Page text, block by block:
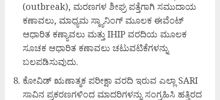
(outbreak), ಮರಣಗಳ ಶೀಘ್ರ ಪತ್ತೆಗಾಗಿ ಸಮುದಾಯ
ಕಣಾವಲು, ಮಾಧ್ಯಮ ಸ್ಕ್ಯಾನಿಂಗ್ ಮೂಲಕ ಈವೆಂಟ್
ಆಧಾರಿತ ಕಣ್ಯಾವಲು ಮತ್ತು IHIP ವರದಿಯ ಮೂಲಕ
ಸೂಚಕ ಆಧಾರಿತ ಕಣಾವಲು ಚಟುವಟಿಕೆಗಳನ್ನು
ಬಲಪಡಿಸುವುದು.
ಕೋವಿಡ್ ಋಣಾತ್ಮಕ ಪರೀಕ್ಷಾ ವರದಿ ಇರುವ ಎಲ್ಲಾ SARI
ಸಾವಿನ ಪ್ರಕರಣಗಳಿಂದ ಮಾದರಿಗಳನ್ನು ಸಂಗ್ರಹಿಸಿ ಹತ್ತಿರದ